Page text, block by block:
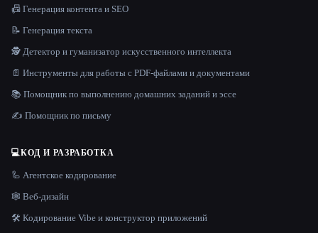
📠 Генерация контента и SEO
📝 Генерация текста
🕵️ Детектор и гуманизатор искусственного интеллекта
📄 Инструменты для работы с PDF-файлами и документами
📚 Помощник по выполнению домашних заданий и эссе
✍️ Помощник по письму
💻КОД И РАЗРАБОТКА
🦾 Агентское кодирование
🕸 Веб-дизайн
🛠️ Кодирование Vibe и конструктор приложений